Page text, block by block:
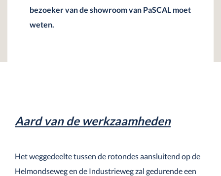
bezoeker van de showroom van PaSCAL moet
weten.
Aard van de werkzaamheden
Het weggedeelte tussen de rotondes aansluitend op de
Helmondseweg en de Industrieweg zal gedurende een